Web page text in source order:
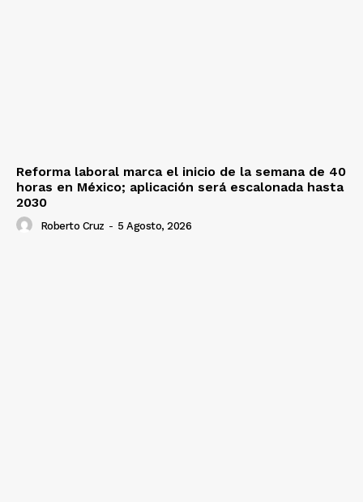
Reforma laboral marca el inicio de la semana de 40
horas en México; aplicación será escalonada hasta
2030
Roberto Cruz - 5 Agosto, 2026